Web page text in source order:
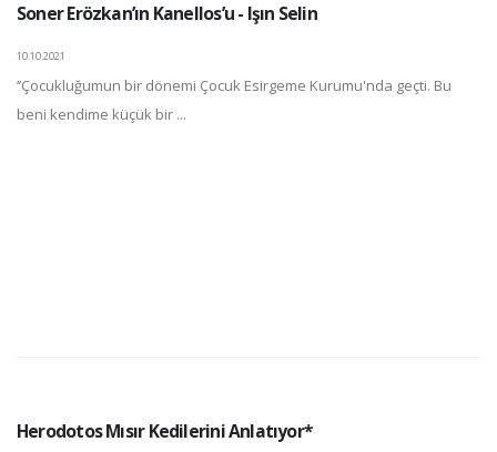
Soner Erözkan’ın Kanellos’u - Işın Selin
10.10.2021
‘’Çocukluğumun bir dönemi Çocuk Esirgeme Kurumu'nda geçti. Bu
beni kendime küçük bir ...
Herodotos Mısır Kedilerini Anlatıyor*